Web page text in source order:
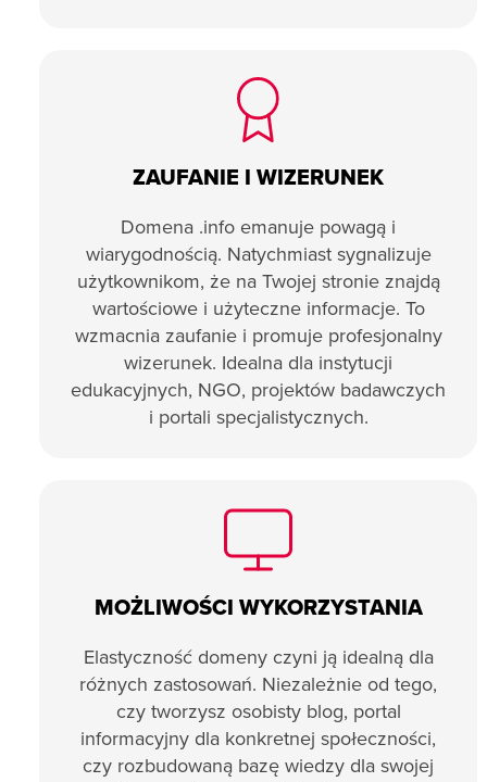
ZAUFANIE I WIZERUNEK
Domena .info emanuje powagą i
wiarygodnością. Natychmiast sygnalizuje
użytkownikom, że na Twojej stronie znajdą
wartościowe i użyteczne informacje. To
wzmacnia zaufanie i promuje profesjonalny
wizerunek. Idealna dla instytucji
edukacyjnych, NGO, projektów badawczych
i portali specjalistycznych.
MOŻLIWOŚCI WYKORZYSTANIA
Elastyczność domeny czyni ją idealną dla
różnych zastosowań. Niezależnie od tego,
czy tworzysz osobisty blog, portal
informacyjny dla konkretnej społeczności,
czy rozbudowaną bazę wiedzy dla swojej